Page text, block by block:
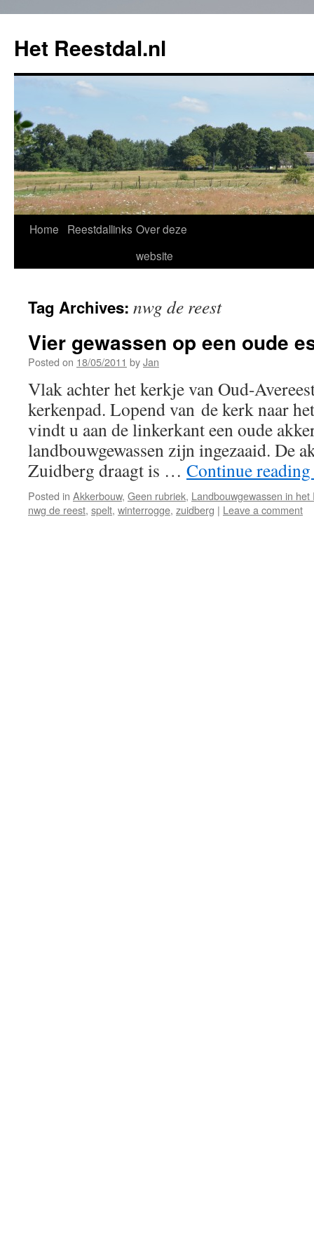
Het Reestdal.nl
Skip
Home Reestdallinks Over deze
website
Tag Archives: nwg de reest
Vier gewassen op een oude
Posted on 18/05/2011 byJan
Vlak achter het kerkje van Oud-
kerkenpad. Lopend van de kerk naar
vindt u aan de linkerkant een oude
landbouwgewassen zijn ingezaaid. De
Zuidberg draagt is … Continue reading
Posted in Akkerbouw, Geen rubriek, Landbouwgewassen in het
nwg de reest, spelt, winterrogge, zuidberg | Leave a comment